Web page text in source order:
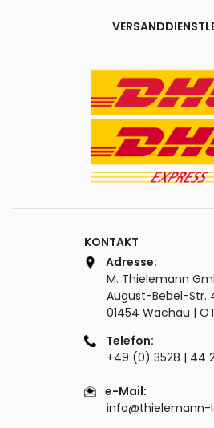
KONTAKT
Adresse:
M. Thielemann
August-Bebel-Str.
01454 Wachau |
Telefon:
+49 (0) 3528 | 44
e-Mail:
info@thielemann-